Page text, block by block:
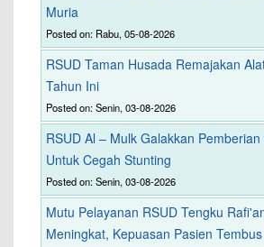
Muria
Posted on: Rabu, 05-08-2026
RSUD Taman Husada Remajakan
Tahun Ini
Posted on: Senin, 03-08-2026
RSUD Al – Mulk Galakkan
Untuk Cegah Stunting
Posted on: Senin, 03-08-2026
Mutu Pelayanan RSUD Tengku
Meningkat, Kepuasan Pasien